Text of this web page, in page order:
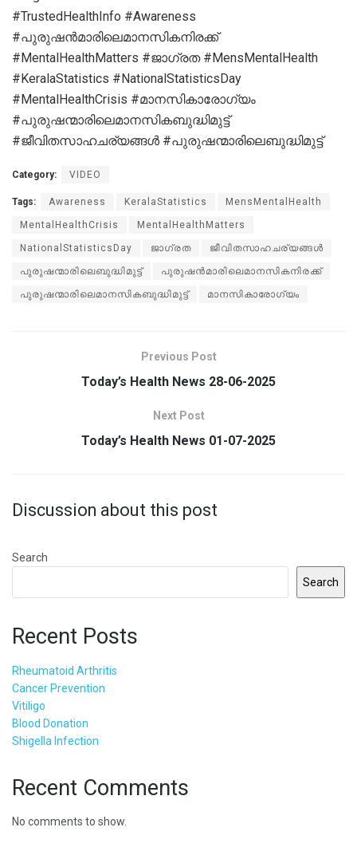
#TrustedHealthInfo #Awareness
#പുരുഷന്‍മാരിലെമാനസികനിരക്ക്
#MentalHealthMatters #ജാഗ്രത #MensMentalHealth
#KeralaStatistics #NationalStatisticsDay
#MentalHealthCrisis #മാനസികാരോഗ്യം
#പുരുഷന്മാരിലെമാനസികബുദ്ധിമുട്ട്
#ജീവിതസാഹചര്യങ്ങള്‍ #പുരുഷന്മാരിലെബുദ്ധിമുട്ട്
Category: VIDEO
Tags: Awareness KeralaStatistics MensMentalHealth
MentalHealthCrisis MentalHealthMatters
NationalStatisticsDay ജാഗ്രത ജീവിതസാഹചര്യങ്ങള്‍
പുരുഷന്മാരിലെബുദ്ധിമുട്ട് പുരുഷന്‍മാരിലെമാനസികനിരക്ക്
പുരുഷന്മാരിലെമാനസികബുദ്ധിമുട്ട് മാനസികാരോഗ്യം
Previous Post
Today’s Health News 28-06-2025
Next Post
Today’s Health News 01-07-2025
Discussion about this post
Search
Search
Recent Posts
Rheumatoid Arthritis
Cancer Prevention
Vitiligo
Blood Donation
Shigella Infection
Recent Comments
No comments to show.